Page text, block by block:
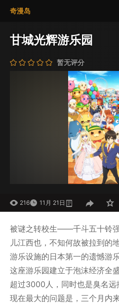
奇漫岛
甘城光辉游乐园
暂无评分
216 11月 21日
被谜之转校生——千斗五十铃
儿江西也，不知何故被拉到的
游乐设施的日本第一的遗憾游
这座游乐园建立于泡沫经济全
超过3000人，同时也是臭名远
现在最大的问题是，三个月内